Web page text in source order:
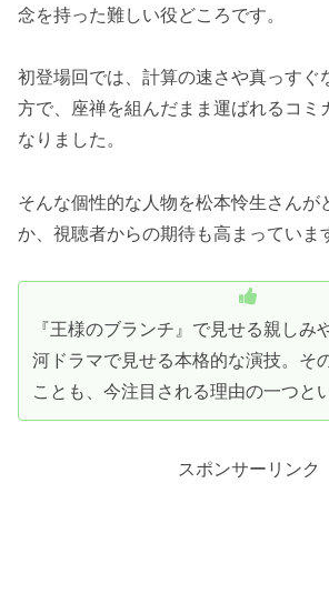
念を持った難しい役どころです。
初登場回では、計算の速さや真っすぐ
方で、座禅を組んだまま運ばれるコミ
なりました。
そんな個性的な人物を松本怜生さんが
か、視聴者からの期待も高まっていま
『王様のブランチ』で見せる親しみ
河ドラマで見せる本格的な演技。そ
ことも、今注目される理由の一つと
スポンサーリンク